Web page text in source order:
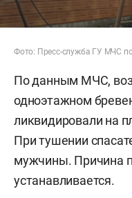
Фото: Пресс-служба ГУ МЧС
По данным МЧС,
одноэтажном
ликвидировали на
При тушении
мужчины. Причина
устанавливается.